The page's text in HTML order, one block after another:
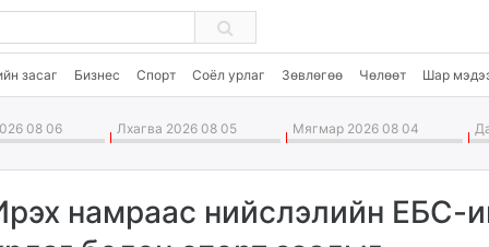
засаг Бизнес Спорт Соёл урлаг Зөвлөгөө Чөлөөт Шар
08 06 Лхагва 2026 08 05 Мягмар 2026 08 04
намраас нийслэлийн ЕБС-